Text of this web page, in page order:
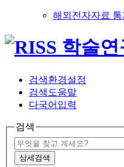
해외전자자료 통
검색환경설정
검색도움말
다국어입력
검색
상세검색